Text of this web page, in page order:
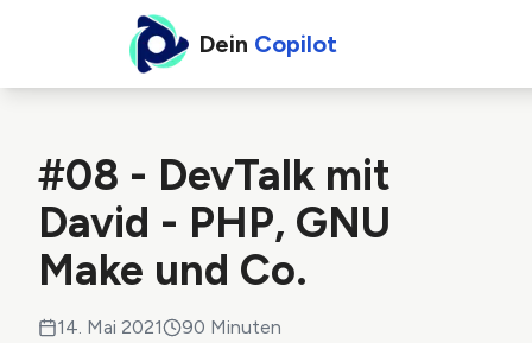
Dein Copilot
#08 - DevTalk mit
David - PHP, GNU
Make und Co.
14. Mai 2021 90 Minuten